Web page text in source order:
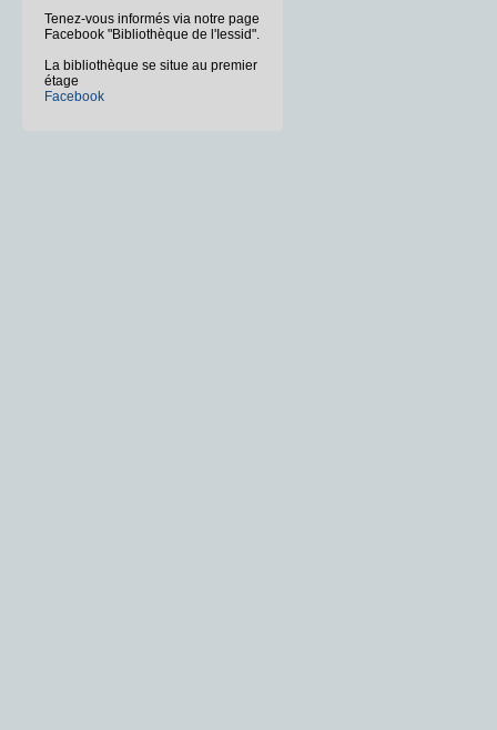
Tenez-vous informés via notre page
Facebook "Bibliothèque de l'Iessid".
La bibliothèque se situe au premier
étage
Facebook